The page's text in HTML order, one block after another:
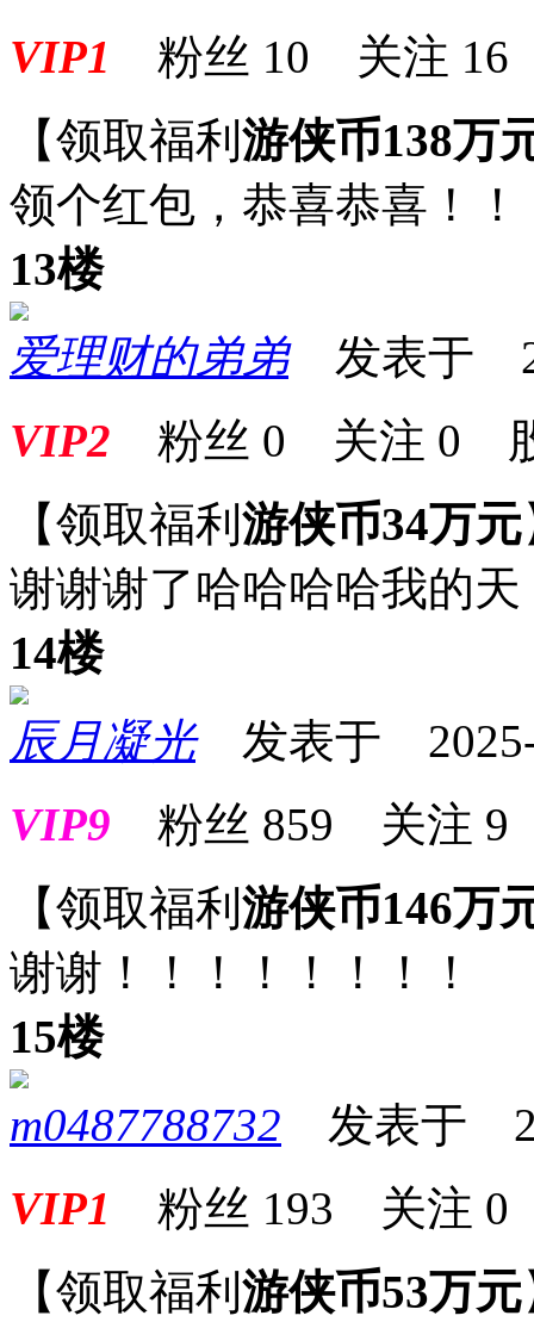
VIP1 粉丝 10 关注 16
【领取福利 游侠币138万
领个红包，恭喜恭喜！
13楼
爱理财的弟弟发表于
VIP2 粉丝 0 关注 0
【领取福利 游侠币34万元
谢谢谢了哈哈哈哈我的天
14楼
辰月凝光发表于 2025-
VIP9 粉丝 859 关注 9
【领取福利 游侠币146万
谢谢！！！！！！！！
15楼
m0487788732 发表于
VIP1 粉丝 193 关注 0
【领取福利 游侠币53万元